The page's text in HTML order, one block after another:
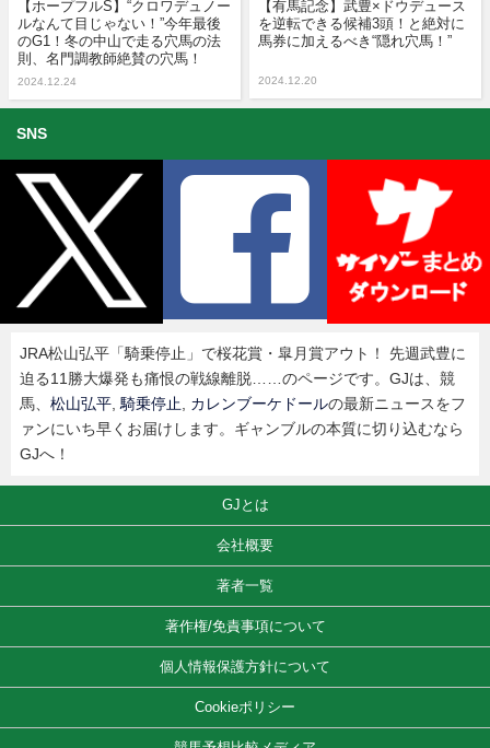
【ホープフルS】“クロワデュノー
ルなんて目じゃない！”今年最後
のG1！冬の中山で走る穴馬の法
則、名門調教師絶賛の穴馬！
2024.12.24
【有馬記念】武豊×ドウデュース
を逆転できる候補3頭！と絶対に
馬券に加えるべき“隠れ穴馬！”
2024.12.20
SNS
JRA松山弘平「騎乗停止」で桜花賞・皐月賞アウト！ 先週武豊に
迫る11勝大爆発も痛恨の戦線離脱……のページです。GJは、競
馬、 松山弘平 騎乗停止 カレンブーケドールの最新ニュースをフ
ァンにいち早くお届けします。ギャンブルの本質に切り込むなら
GJへ！
GJとは
会社概要
著者一覧
著作権/免責事項について
個人情報保護方針について
Cookieポリシー